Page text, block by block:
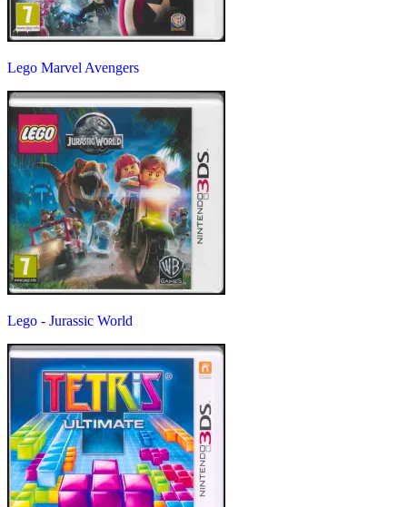
Lego Marvel Avengers
Lego - Jurassic World